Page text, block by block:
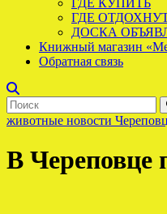
ГДЕ КУПИТЬ
ГДЕ
ДОСКА
Книжный магазин
Обратная связь
животные новости
В Череповце